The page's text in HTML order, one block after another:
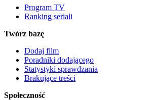
Program TV
Ranking seriali
Twórz bazę
Dodaj film
Poradniki dodającego
Statystyki sprawdzania
Brakujące treści
Społeczność